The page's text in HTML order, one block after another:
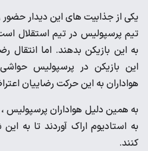
یکی از جذابیت های این دیدار حضور
تیم پرسپولیس در تیم استقلال
به این بازیکن بدهند. اما انتقال
این بازیکن در پرسپولیس
هواداران به این حرکت رضاییان
به همین دلیل هواداران پرسپولیس ،
به استادیوم اراک آوردند تا به
کنند.